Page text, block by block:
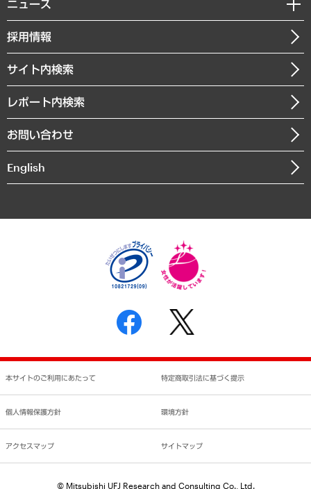
GRC（ガバナンス・リスク・コンプライアンス）・防災（政策）
経済・産業・雇用・労働
まちづくり・観光・交通・スポーツ・スマートシティ
自然資源・農林水産業・食料システム
経営用語集
受託・受注実績（官公庁関連）
メディア掲載・出演
受託案件情報
社長メッセージ
会社概要
沿革
組織図・本部部室紹介
インドネシア現地法人
個人情報保護方針
反社会的勢力に対する基本方針
書面による個人情報の開示等の請求の手続きについて
ニュース
ニュースリリース
お知らせ
採用情報
サイト内検索
レポート内検索
お問い合わせ
English
本サイトのご利用にあたって 特定商取引法に基づく提示
個人情報保護方針 環境方針
アクセスマップ サイトマップ
© Mitsubishi UFJ Research and Consulting Co., Ltd.